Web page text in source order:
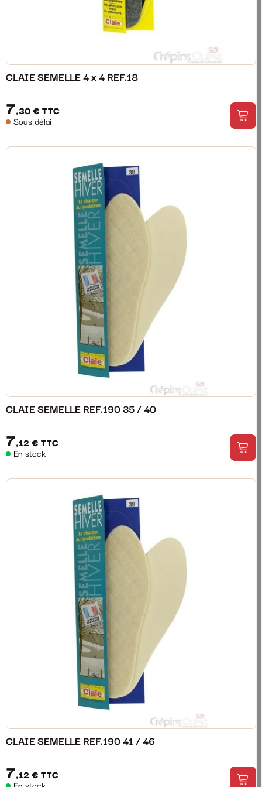
CLAIE SEMELLE 4 x 4 REF.18
7,30 € TTC
Sous délai
CLAIE SEMELLE REF.190 35 / 40
7,12 € TTC
En stock
CLAIE SEMELLE REF.190 41 / 46
7,12 € TTC